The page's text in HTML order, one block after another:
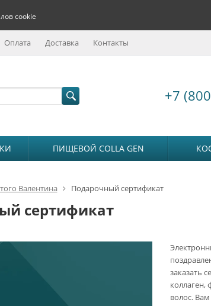
cookie
Оплата Доставка Контакты
+7
ПИЩЕВОЙ COLLA GEN
Валентина Подарочный сертификат
сертификат
заказать
коллаген,
волос.